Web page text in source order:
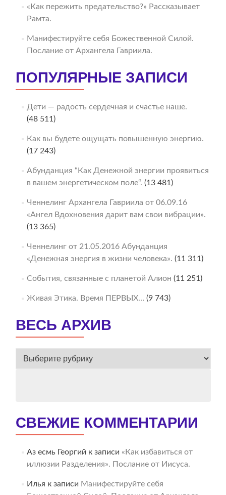
«Как пережить предательство?» Рассказывает
Рамта.
Манифестируйте себя Божественной Силой.
Послание от Архангела Гавриила.
ПОПУЛЯРНЫЕ ЗАПИСИ
Дети — радость сердечная и счастье наше.
(48 511)
Как вы будете ощущать повышенную энергию.
(17 243)
Абунданция “Как Денежной энергии проявиться
в вашем энергетическом поле“. (13 481)
Ченнелинг Архангела Гавриила от 06.09.16
«Ангел Вдохновения дарит вам свои вибрации».
(13 365)
Ченнелинг от 21.05.2016 Абунданция
«Денежная энергия в жизни человека». (11 311)
События, связанные с планетой Алион (11 251)
Живая Этика. Время ПЕРВЫХ… (9 743)
ВЕСЬ АРХИВ
ВЕСЬ
СВЕЖИЕ КОММЕНТАРИИ
Аз есмь Георгий к записи «Как избавиться от
иллюзии Разделения». Послание от Иисуса.
Илья к записи Манифестируйте себя